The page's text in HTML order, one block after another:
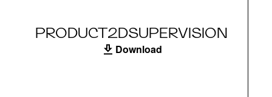
PRODUCT2DSUPERVISION
Download